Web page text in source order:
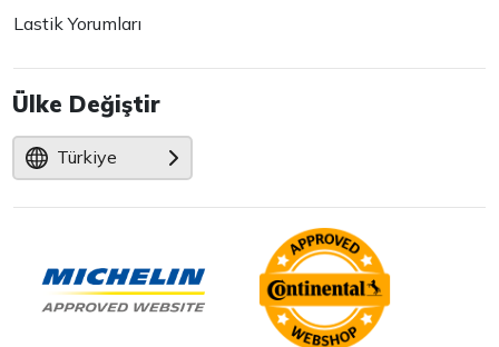
Lastik Yorumları
Ülke Değiştir
Türkiye